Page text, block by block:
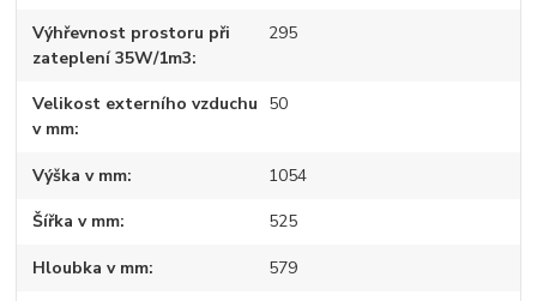
Výhřevnost prostoru při
zateplení 35W/1m3
295
Velikost externího vzduchu
v mm
50
Výška v mm 1054
Šířka v mm 525
Hloubka v mm 579